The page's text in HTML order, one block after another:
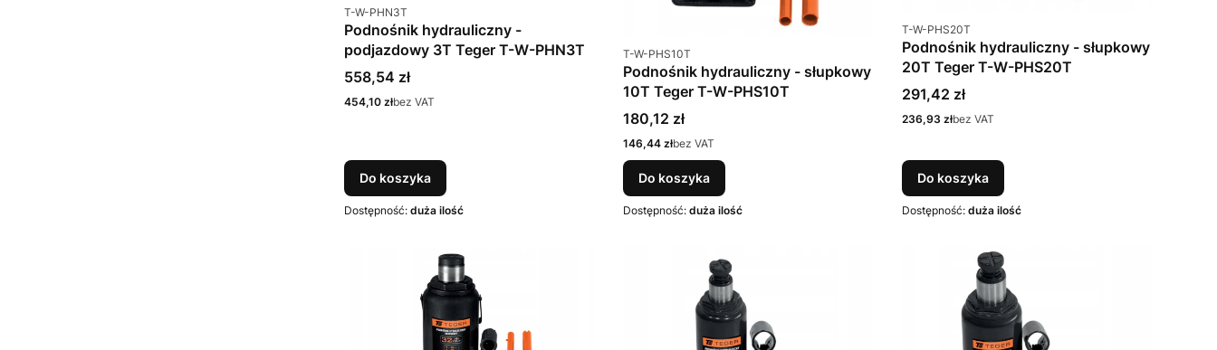
Kod produktu
T-W-PHN3T
Podnośnik hydrauliczny -
podjazdowy 3T Teger T-W-PHN3T
Cena
558,54 zł
Cena
454,10 złbez VAT
Do koszyka
Dostępność: duża ilość
Kod produktu
T-W-PHS10T
Podnośnik hydrauliczny - słupkowy
10T Teger T-W-PHS10T
Cena
180,12 zł
Cena
146,44 złbez VAT
Do koszyka
Dostępność: duża ilość
Kod produktu
T-W-PHS20T
Podnośnik hydrauliczny - słupkowy
20T Teger T-W-PHS20T
Cena
291,42 zł
Cena
236,93 złbez VAT
Do koszyka
Dostępność: duża ilość